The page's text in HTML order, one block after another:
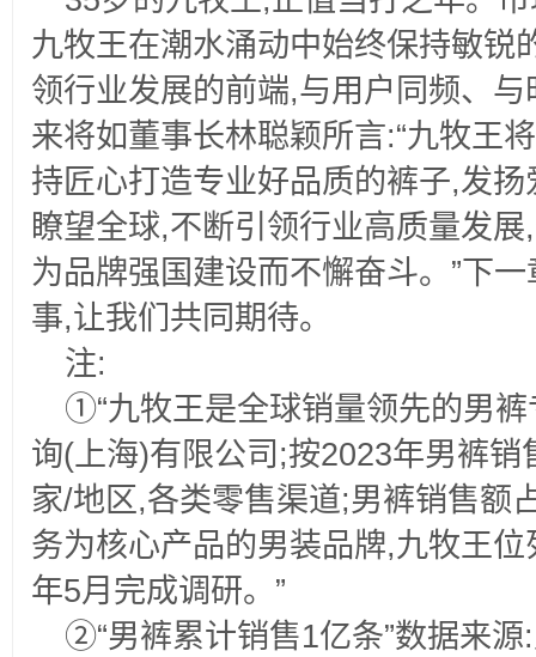
九牧王在潮水涌动中始终保持敏锐
领行业发展的前端,与用户同频、
来将如董事长林聪颖所言:“九牧王
持匠心打造专业好品质的裤子,发
瞭望全球,不断引领行业高质量发
为品牌强国建设而不懈奋斗。”下
事,让我们共同期待。
注:
①“九牧王是全球销量领先的男裤
询(上海)有限公司;按2023年男裤
家/地区,各类零售渠道;男裤销售额
务为核心产品的男装品牌,九牧王
年5月完成调研。”
②“男裤累计销售1亿条”数据来